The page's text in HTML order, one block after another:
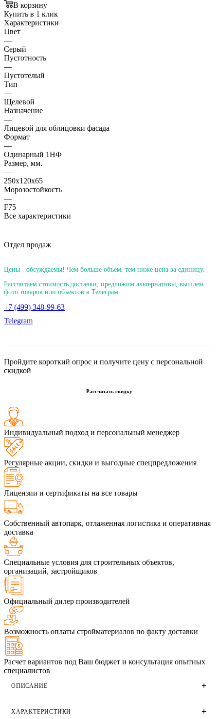
В корзину
Купить в 1 клик
Характеристики
Цвет
—
Серый
Пустотность
—
Пустотелый
Тип
—
Щелевой
Назначение
—
Лицевой для облицовки фасада
Формат
—
Одинарный 1НФ
Размер, мм.
—
250х120х65
Морозостойкость
—
F75
Все характеристики
Отдел продаж
Цены - обсуждаемы! Чем больше объем, тем ниже цена за единицу.
Рассчитаем стоимость доставки, предложим альтернативы, вышлем
фото товаров или объектов в Телеграм.
+7 (499) 348-99-63
Telegram
Пройдите короткий опрос и получите цену с персональной
скидкой
Рассчитать скидку
Индивидуальный подход и персональный менеджер
Регулярные акции, скидки и выгодные спецпредложения
Лицензии и сертификаты на все товары
Собственный автопарк, отлаженная логистика и оперативная
доставка
Специальные условия для строительных объектов,
организаций, застройщиков
Официальный дилер производителей
Возможность оплаты стройматериалов по факту доставки
Расчет вариантов под Ваш бюджет и консультация опытных
специалистов
ОПИСАНИЕ
Облицовочный одинарный кирпич Терекс серого цвета
ХАРАКТЕРИСТИКИ